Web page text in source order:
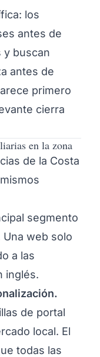
los
antes de
y buscan
antes de
primero
cierra
en la zona
de la Costa
segmento
web solo
a las
inglés.
de portal
local. El
todas las